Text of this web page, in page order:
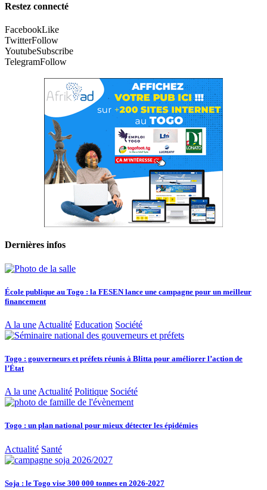
Restez connecté
FacebookLike
TwitterFollow
YoutubeSubscribe
TelegramFollow
Dernières infos
École publique au Togo : la FESEN lance une campagne pour un meilleur
financement
A la une Actualité Education Société
Togo : gouverneurs et préfets réunis à Blitta pour améliorer l’action de
l’État
A la une Actualité Politique Société
Togo : un plan national pour mieux détecter les épidémies
Actualité Santé
Soja : le Togo vise 300 000 tonnes en 2026-2027